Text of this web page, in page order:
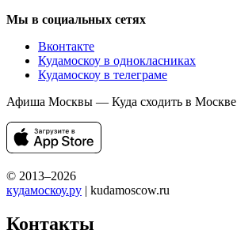
Мы в социальных сетях
Вконтакте
Кудамоскоу в однокласниках
Кудамоскоу в телеграме
Афиша Москвы — Куда сходить в Москве
© 2013–2026
кудамоскоу.ру | kudamoscow.ru
Контакты